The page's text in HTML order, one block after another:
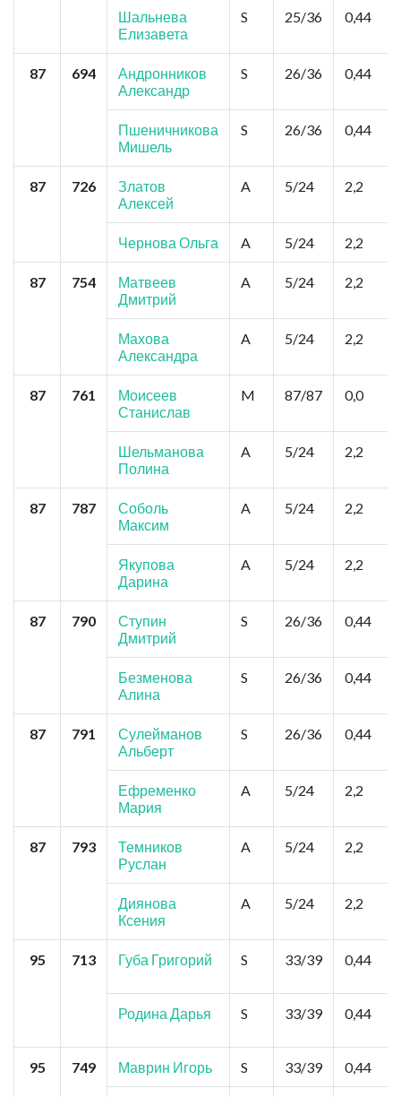
Шальнева
Елизавета
S 25/36 0,44
87 694
Андронников
Александр
S 26/36 0,44
Пшеничникова
Мишель
S 26/36 0,44
87 726
Златов
Алексей
A 5/24 2,2
Чернова Ольга A 5/24 2,2
87 754
Матвеев
Дмитрий
A 5/24 2,2
Махова
Александра
A 5/24 2,2
87 761
Моисеев
Станислав
M 87/87 0,0
Шельманова
Полина
A 5/24 2,2
87 787
Соболь
Максим
A 5/24 2,2
Якупова
Дарина
A 5/24 2,2
87 790
Ступин
Дмитрий
S 26/36 0,44
Безменова
Алина
S 26/36 0,44
87 791
Сулейманов
Альберт
S 26/36 0,44
Ефременко
Мария
A 5/24 2,2
87 793
Темников
Руслан
A 5/24 2,2
Диянова
Ксения
A 5/24 2,2
95 713 Губа Григорий S 33/39 0,44
Родина Дарья S 33/39 0,44
95 749 Маврин Игорь S 33/39 0,44